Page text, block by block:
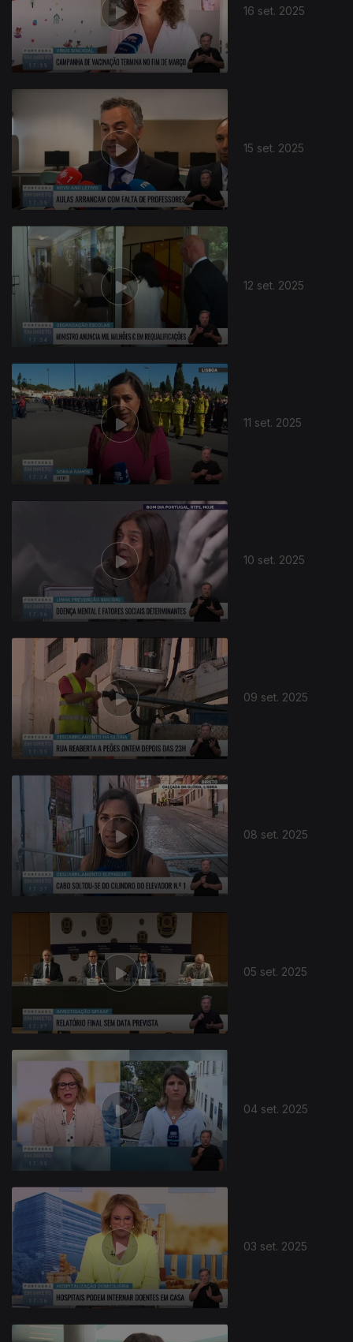
16 set. 2025
15 set. 2025
12 set. 2025
11 set. 2025
10 set. 2025
09 set. 2025
08 set. 2025
05 set. 2025
873764
04 set. 2025
03 set. 2025